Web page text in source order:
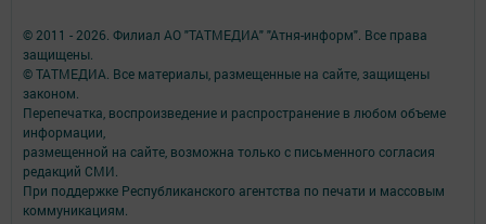
© 2011 - 2026. Филиал АО "ТАТМЕДИА" "Атня-информ". Все права
защищены.
© ТАТМЕДИА. Все материалы, размещенные на сайте, защищены
законом.
Перепечатка, воспроизведение и распространение в любом объеме
информации,
размещенной на сайте, возможна только с письменного согласия
редакций СМИ.
При поддержке Республиканского агентства по печати и массовым
коммуникациям.